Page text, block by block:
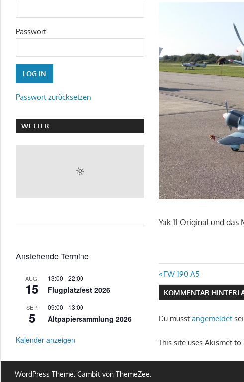
Yak 11 Original und
Vorheriger
Beitrag:
FW 190 A5
KOMMENTAR
Du musstangemeldet
This site uses Akismet to
Passwort
Passwort zurücksetzen
WETTER
Anstehende Termine
AUG.
15
13:00 -22:00
Flugplatzfest 2026
SEP.
5
09:00 - 13:00
Altpapiersammlung 2026
Kalender anzeigen
WordPress Theme: Gambit von ThemeZee.